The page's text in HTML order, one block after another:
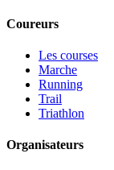
Coureurs
Les courses
Marche
Running
Trail
Triathlon
Organisateurs